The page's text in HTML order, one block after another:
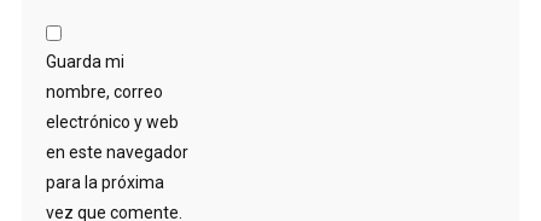
Guarda mi
nombre, correo
electrónico y web
en este navegador
para la próxima
vez que comente.